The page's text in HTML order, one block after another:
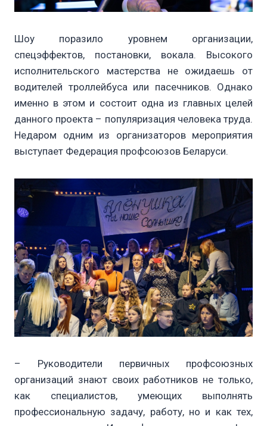
Шоу поразило уровнем организации,
спецэффектов, постановки, вокала. Высокого
исполнительского мастерства не ожидаешь от
водителей троллейбуса или пасечников. Однако
именно в этом и состоит одна из главных целей
данного проекта – популяризация человека труда.
Недаром одним из организаторов мероприятия
выступает Федерация профсоюзов Беларуси.
– Руководители первичных профсоюзных
организаций знают своих работников не только,
как специалистов, умеющих выполнять
профессиональную задачу, работу, но и как тех,